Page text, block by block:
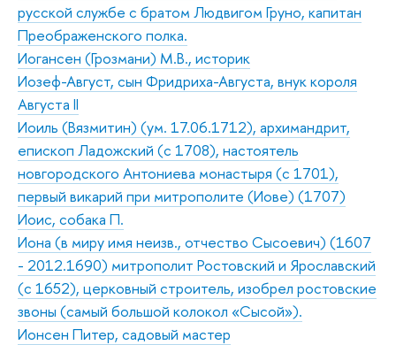
русской службе с братом Людвигом Груно, капитан
Преображенского полка.
Иогансен (Грозмани) М.В., историк
Иозеф-Август, сын Фридриха-Августа, внук короля
Августа II
Иоиль (Вязмитин) (ум. 17.06.1712), архимандрит,
епископ Ладожский (с 1708), настоятель
новгородского Антониева монастыря (с 1701),
первый викарий при митрополите (Иове) (1707)
Иоис, собака П.
Иона (в миру имя неизв., отчество Сысоевич) (1607
- 2012.1690) митрополит Ростовский и Ярославский
(с 1652), церковный строитель, изобрел ростовские
звоны (самый большой колокол «Сысой»).
Ионсен Питер, садовый мастер